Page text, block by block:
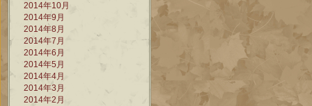
2014年10月
2014年9月
2014年8月
2014年7月
2014年6月
2014年5月
2014年4月
2014年3月
2014年2月